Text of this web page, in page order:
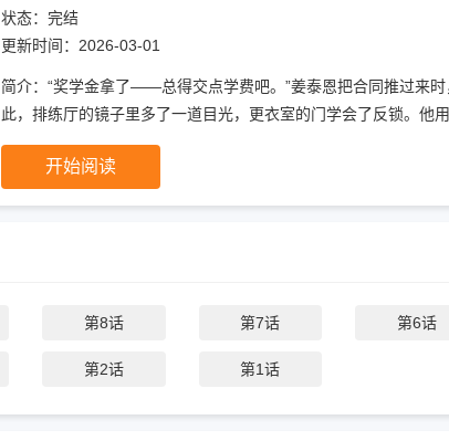
状态： 完结
更新时间：2026-03-01
简介：“奖学金拿了——总得交点学费吧。”姜泰恩把合同推过来
此，排练厅的镜子里多了一道目光，更衣室的门学会了反锁。他
姜泰恩在他耳问：“疼吗？”李新宇攥紧拳头，没答。——疼的不是
学金·情债偿他以为靠本事吃饭，到头来发现——这顿饭，是用自
开始阅读
第8话 第7话 第6话
第2话 第1话